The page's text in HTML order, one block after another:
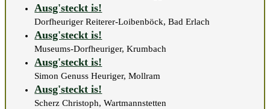
Ausg'steckt is!
Dorfheuriger Reiterer-Loibenböck, Bad Erlach
Ausg'steckt is!
Museums-Dorfheuriger, Krumbach
Ausg'steckt is!
Simon Genuss Heuriger, Mollram
Ausg'steckt is!
Scherz Christoph, Wartmannstetten